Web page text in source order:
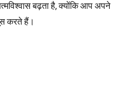
बढ़ता है, क्योंकि आप अपने
करते हैं।